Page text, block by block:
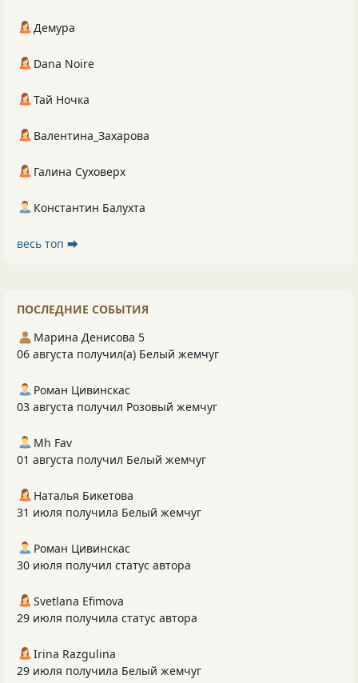
Демура
Dana Noire
Тай Ночка
Валентина_Захарова
Галина Суховерх
Константин Балухта
весь топ ⮕
ПОСЛЕДНИЕ СОБЫТИЯ
Марина Денисова 5
06 августа получил(а) Белый жемчуг
Роман Цивинскас
03 августа получил Розовый жемчуг
Mh Fav
01 августа получил Белый жемчуг
Наталья Бикетова
31 июля получила Белый жемчуг
Роман Цивинскас
30 июля получил статус автора
Svetlana Efimova
29 июля получила статус автора
Irina Razgulina
29 июля получила Белый жемчуг